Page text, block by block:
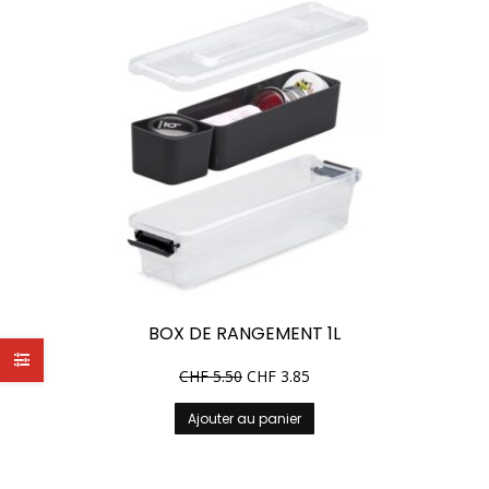
BOX DE RANGEMENT 1L
CHF5.50 CHF 3.85
Ajouter au panier